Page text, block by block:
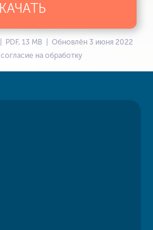
PDF, 13 MB | Обновлён 3 июня 2022
на обработку